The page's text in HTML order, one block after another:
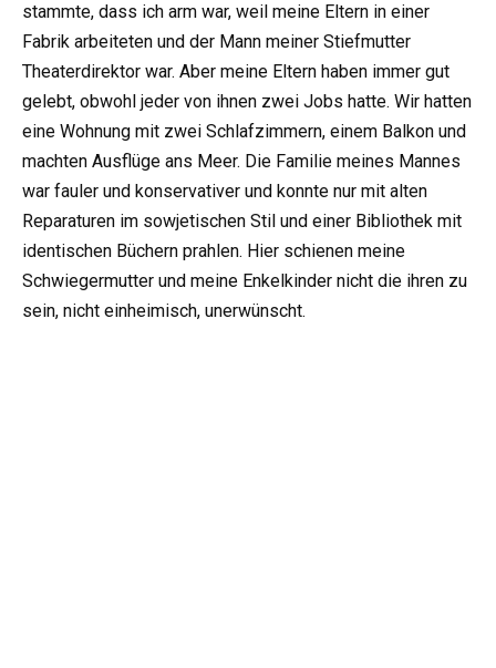
stammte, dass ich arm war, weil meine Eltern in einer
Fabrik arbeiteten und der Mann meiner Stiefmutter
Theaterdirektor war. Aber meine Eltern haben immer gut
gelebt, obwohl jeder von ihnen zwei Jobs hatte. Wir hatten
eine Wohnung mit zwei Schlafzimmern, einem Balkon und
machten Ausflüge ans Meer. Die Familie meines Mannes
war fauler und konservativer und konnte nur mit alten
Reparaturen im sowjetischen Stil und einer Bibliothek mit
identischen Büchern prahlen. Hier schienen meine
Schwiegermutter und meine Enkelkinder nicht die ihren zu
sein, nicht einheimisch, unerwünscht.